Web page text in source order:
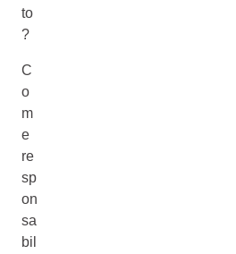
to
?
C
o
m
e
re
sp
on
sa
bil